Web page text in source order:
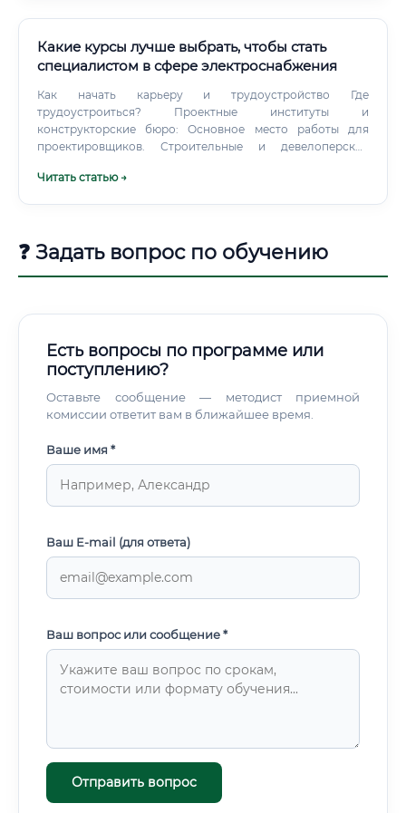
Какие курсы лучше выбрать, чтобы стать
специалистом в сфере электроснабжения
Как начать карьеру и трудоустройство Где
трудоустроиться? Проектные институты и
конструкторские бюро: Основное место работы для
проектировщиков. Строительные и девелоперские
проектов и контроля за подрядчиками.
Читать статью →
❓ Задать вопрос по обучению
Есть вопросы по программе или
поступлению?
Оставьте сообщение — методист приемной
комиссии ответит вам в ближайшее время.
Ваше имя *
Ваш E-mail (для ответа)
Ваш вопрос или сообщение *
Отправить вопрос